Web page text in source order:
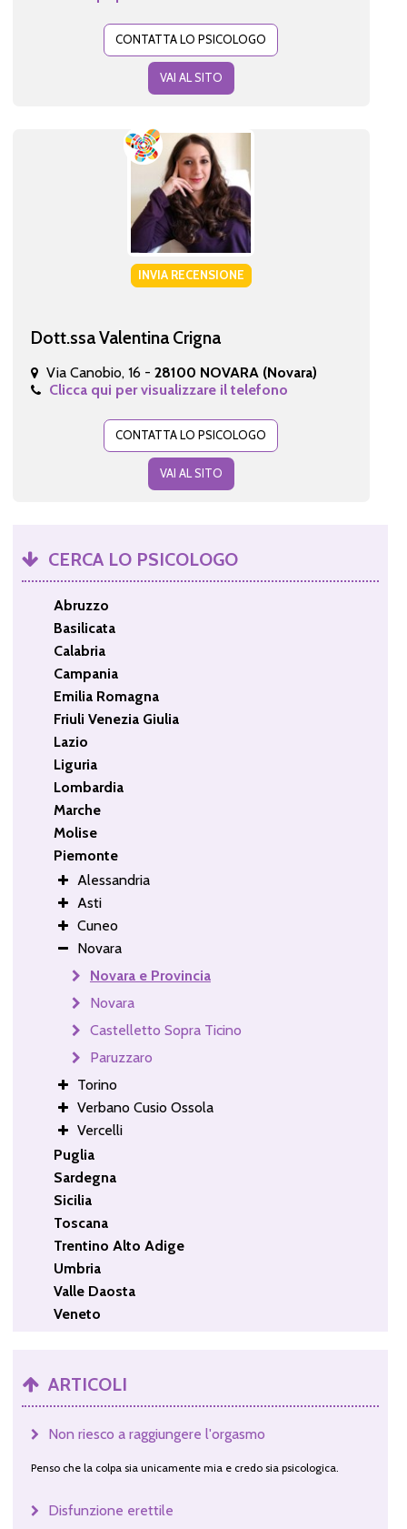
CONTATTA LO PSICOLOGO
VAI AL SITO
INVIA RECENSIONE
Dott.ssa Valentina Crigna
Via Canobio, 16 - 28100 NOVARA (Novara)
Clicca qui per visualizzare il telefono
CONTATTA LO PSICOLOGO
VAI AL SITO
CERCA LO PSICOLOGO
Abruzzo
Basilicata
Calabria
Campania
Emilia Romagna
Friuli Venezia Giulia
Lazio
Liguria
Lombardia
Marche
Molise
Piemonte
Alessandria
Asti
Cuneo
Novara
Novara e Provincia
Novara
Castelletto Sopra Ticino
Paruzzaro
Torino
Verbano Cusio Ossola
Vercelli
Puglia
Sardegna
Sicilia
Toscana
Trentino Alto Adige
Umbria
Valle Daosta
Veneto
ARTICOLI
Non riesco a raggiungere l'orgasmo
Penso che la colpa sia unicamente mia e credo sia psicologica.
Disfunzione erettile